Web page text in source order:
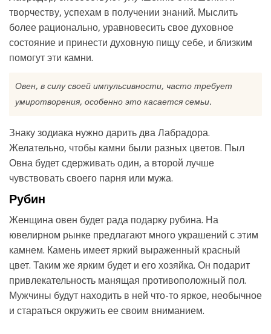
творчеству, успехам в получении знаний. Мыслить
более рационально, уравновесить свое духовное
состояние и принести духовную пищу себе, и близким
помогут эти камни.
Овен, в силу своей импульсивности, часто требует
умиротворения, особенно это касается семьи.
Знаку зодиака нужно дарить два Лабрадора.
Желательно, чтобы камни были разных цветов. Пыл
Овна будет сдерживать один, а второй лучше
чувствовать своего парня или мужа.
Рубин
Женщина овен будет рада подарку рубина. На
ювелирном рынке предлагают много украшений с этим
камнем. Камень имеет яркий выраженный красный
цвет. Таким же ярким будет и его хозяйка. Он подарит
привлекательность манящая противоположный пол.
Мужчины будут находить в ней что-то яркое, необычное
и стараться окружить ее своим вниманием.